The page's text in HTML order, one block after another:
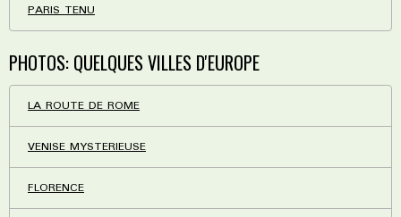
PARIS TENU
PHOTOS: QUELQUES VILLES D'EUROPE
LA ROUTE DE ROME
VENISE MYSTERIEUSE
FLORENCE